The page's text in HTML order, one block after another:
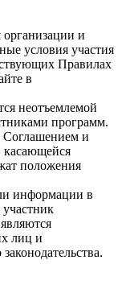
и
условия участия
Правилах
в
неотъемлемой
программ.
Соглашением и
касающейся
положения
информации в
лиц и